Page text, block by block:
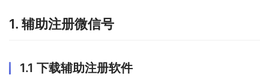
1. 辅助注册微信号
1.1 下载辅助注册软件